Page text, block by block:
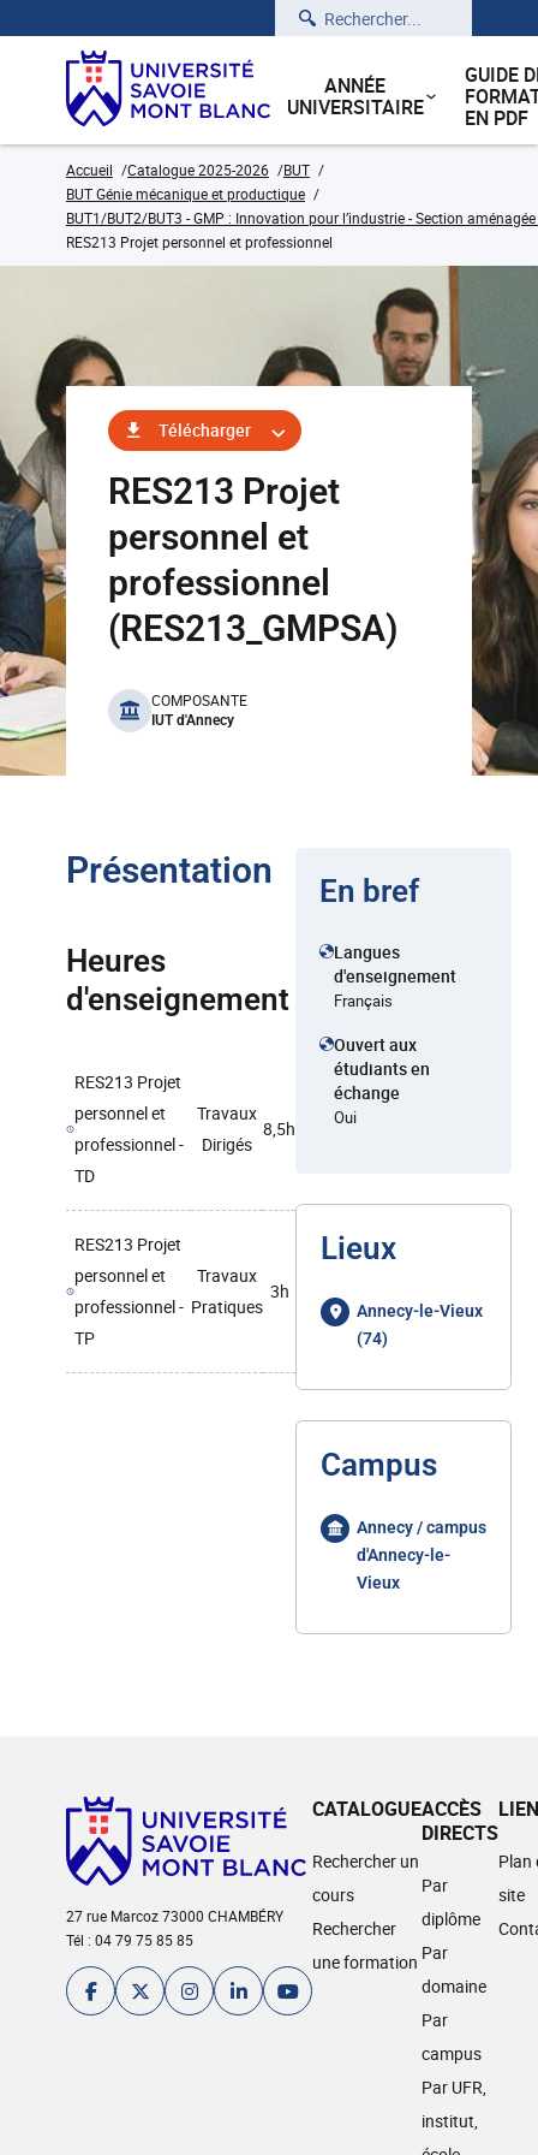
Rechercher
ANNÉE
UNIVERSITAIRE
GUIDE
EN PDF
Accueil Catalogue 2025-2026
BUT
BUT Génie mécanique et productique
BUT1/BUT2/BUT3 - GMP : Innovation pour l’industrie - Section
RES213 Projet personnel et professionnel
Télécharger
RES213 Projet
personnel et
professionnel
(RES213_GMPSA)
benefits
COMPOSANTE
IUT d'Annecy
Présentation
Heures
d'enseignement
RES213 Projet
personnel et
professionnel -
TD
Travaux
Dirigés
8,5h
RES213 Projet
personnel et
professionnel -
TP
Travaux
Pratiques
3h
En bref
Langues
d'enseignement
Français
Ouvert aux
étudiants en
échange
Oui
Lieux
Annecy-le-Vieux
(74)
Campus
Annecy / campus
d'Annecy-le-
Vieux
27 rue Marcoz 73000 CHAMBÉRY
Tél : 04 79 75 85 85
CATALOGUE
Rechercher un
cours
Rechercher
une formation
ACCÈS
DIRECTS
Par
diplôme
Par
domaine
Par
campus
Par UFR,
institut,
Plan
site